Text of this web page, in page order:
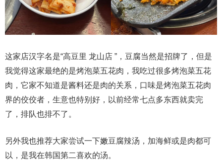
这家店汉字名是“高豆里 龙山店 ”，豆腐当然是招牌了，但是
我觉得这家最绝的是烤泡菜五花肉，我吃过很多烤泡菜五花
肉，它家不知道是酱料还是肉的关系，口味是烤泡菜五花肉
界的佼佼者，生意也特别好，以前经常七点多东西就卖完
了，排队也排不了。
另外我也推荐大家尝试一下嫩豆腐辣汤，加海鲜或是肉都可
以，是我在韩国第二喜欢的汤。